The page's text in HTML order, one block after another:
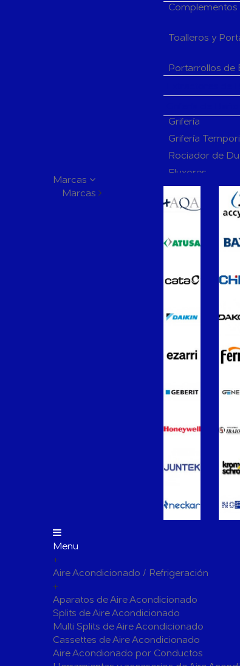
Complementos
Toalleros y
Portarrollos de
Grifería
Grifería
Rociador de
Fluxores
Mamparas de
Muebles de
Mecanismos
Lavabos
Placas de
Wellness
Bombas Circuladoras / Grupos de
Calderas Murales a Gas
Depósitos de Gasóleo
Emisores Térmicos Eléctricos
Chimenea Modular de Aluminio
Evacuación de Calderas
Distribución y Colectores
Marcas
Marcas
Menu
+
Aire Acondicionado / Refrigeración
+
Aparatos de Aire Acondicionado
Splits de Aire Acondicionado
Multi Splits de Aire Acondicionado
Cassettes de Aire Acondicionado
Aire Acondionado por Conductos